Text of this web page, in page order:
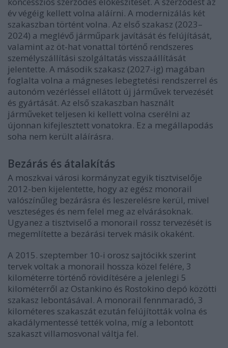
év végéig kellett volna aláírni. A modernizálás két
szakaszban történt volna. Az első szakasz (2023–
2024) a meglévő járműpark javítását és felújítását,
valamint az öt-hat vonattal történő rendszeres
személyszállítási szolgáltatás visszaállítását
jelentette. A második szakasz (2027-ig) magában
foglalta volna a mágneses lebegtetési rendszerrel és
autonóm vezérléssel ellátott új járművek tervezését
és gyártását. Az első szakaszban használt
járműveket teljesen ki kellett volna cserélni az
újonnan kifejlesztett vonatokra. Ez a megállapodás
soha nem került aláírásra.
Bezárás és átalakítás
A moszkvai városi kormányzat egyik tisztviselője
2012-ben kijelentette, hogy az egész monorail
valószínűleg bezárásra és leszerelésre kerül, mivel
veszteséges és nem felel meg az elvárásoknak.
Ugyanez a tisztviselő a monorail rossz tervezését is
megemlítette a bezárási tervek másik okaként.
A 2015. szeptember 10-i orosz sajtócikk szerint
tervek voltak a monorail hossza közel felére, 3
kilométerre történő rövidítésére a jelenlegi 5
kilométerről az Ostankino és Rostokino depó közötti
szakasz lebontásával. A monorail fennmaradó, 3
kilométeres szakaszát ezután felújították volna és
akadálymentessé tették volna, míg a lebontott
szakaszt villamosvonal váltja fel.